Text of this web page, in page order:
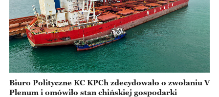
Biuro Polityczne KC KPCh zdecydowało o zwołaniu V
Plenum i omówiło stan chińskiej gospodarki